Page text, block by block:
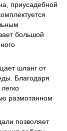
приусадебной
большой
шланг от
Благодаря
размотанном
позволяет